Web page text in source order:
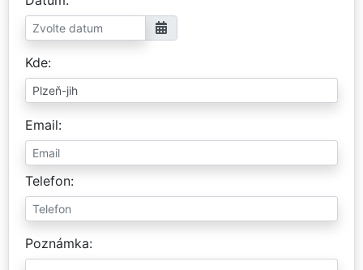
Kde
Email
Telefon
Poznámka